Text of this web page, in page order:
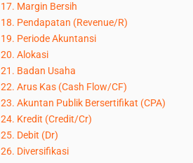
17. Margin Bersih
18. Pendapatan (Revenue/R)
19. Periode Akuntansi
20. Alokasi
21. Badan Usaha
22. Arus Kas (Cash Flow/CF)
23. Akuntan Publik Bersertifikat (CPA)
24. Kredit (Credit/Cr)
25. Debit (Dr)
26. Diversifikasi